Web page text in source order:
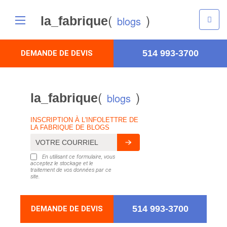
la_fabrique( blogs )
DEMANDE DE DEVIS 514 993-3700
la_fabrique( blogs )
INSCRIPTION À L'INFOLETTRE DE
LA FABRIQUE DE BLOGS
En utilisant ce formulaire, vous
acceptez le stockage et le
traitement de vos données par ce
site.
DEMANDE DE DEVIS 514 993-3700